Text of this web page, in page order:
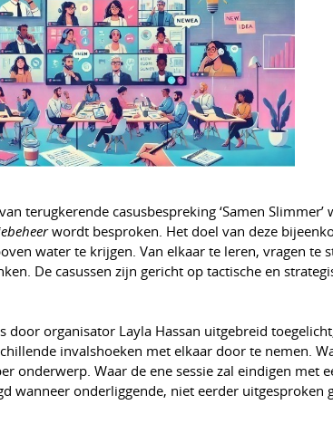
terugkerende casusbespreking ‘Samen Slimmer’
wordt besproken. Het doel van deze
water te krijgen. Van elkaar te leren, vragen te
De casussen zijn gericht op tactische en
door organisator Layla Hassan uitgebreid
invalshoeken met elkaar door te nemen.
onderwerp. Waar de ene sessie zal eindigen met
wanneer onderliggende, niet eerder uitgesproken